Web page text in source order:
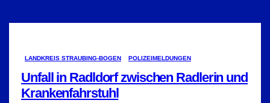
LANDKREIS STRAUBING-BOGEN POLIZEIMELDUNGEN
Unfall in Radldorf zwischen Radlerin und
Krankenfahrstuhl